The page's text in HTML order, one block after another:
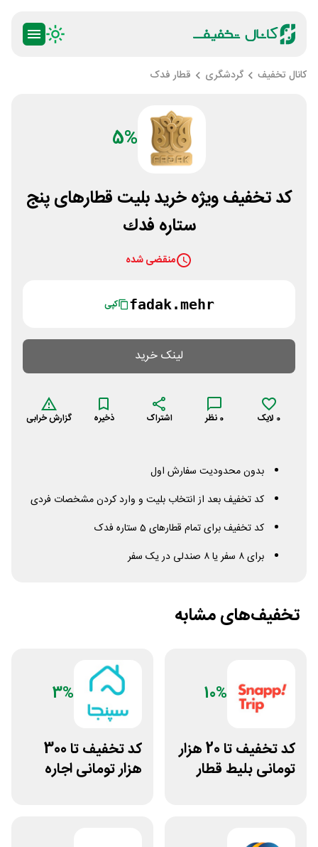
کانال تخفیف گردشگری قطار فدک
5%
كد تخفيف ويژه خريد بليت قطارهای پنج
ستاره فدك
منقضی شده
fadak.mehr کپی
لینک خرید
0 لایک 0 نظر اشتراک ذخیره گزارش خرابی
بدون محدودیت سفارش اول
کد تخفیف بعد از انتخاب بلیت و وارد کردن مشخصات فردی
کد تخفیف برای تمام قطارهای 5 ستاره فدک
برای ۸ سفر یا ۸ صندلی در یک سفر
تخفیف‌های مشابه
10%
کد تخفیف تا 20 هزار
تومانی بلیط قطار
3%
کد تخفیف تا 300
هزار تومانی اجاره